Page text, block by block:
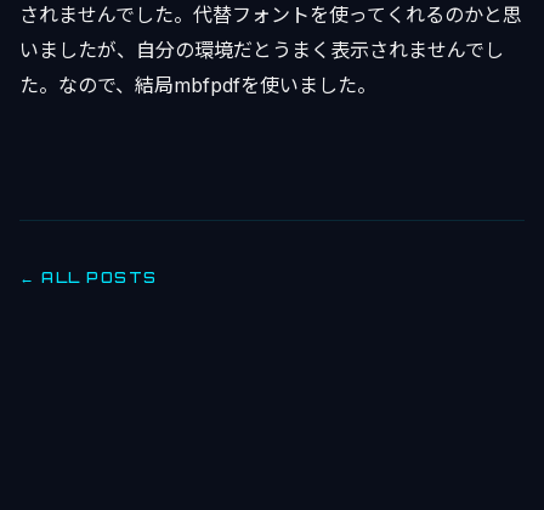
されませんでした。代替フォントを使ってくれるのかと思
いましたが、自分の環境だとうまく表示されませんでし
た。なので、結局mbfpdfを使いました。
← ALL POSTS